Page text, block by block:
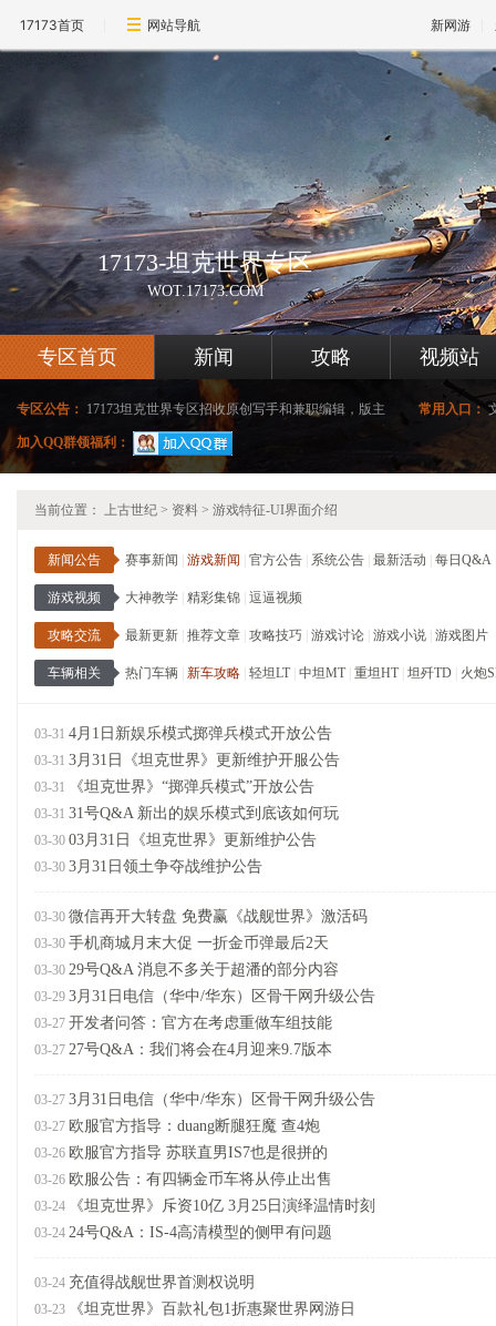
17173首页 网站导航 新网游
17173-坦克世界专区
WOT.17173.COM
专区首页 新闻 攻略 视频站
专区公告： 17173坦克世界专区招收原创写手和兼职编辑，版主 常用入口：
加入QQ群领福利：
当前位置： 上古世纪 > 资料 > 游戏特征-UI界面介绍
新闻公告 赛事新闻 游戏新闻 官方公告 系统公告 最新活动 每日Q&A
游戏视频 大神教学 精彩集锦 逗逼视频
攻略交流 最新更新 推荐文章 攻略技巧 游戏讨论 游戏小说 游戏图片
车辆相关 热门车辆 新车攻略 轻坦LT 中坦MT 重坦HT 坦歼TD 火炮
03-31 4月1日新娱乐模式掷弹兵模式开放公告
03-31 3月31日《坦克世界》更新维护开服公告
03-31 《坦克世界》“掷弹兵模式”开放公告
03-31 31号Q&A 新出的娱乐模式到底该如何玩
03-30 03月31日《坦克世界》更新维护公告
03-30 3月31日领土争夺战维护公告
03-30 微信再开大转盘 免费赢《战舰世界》激活码
03-30 手机商城月末大促 一折金币弹最后2天
03-30 29号Q&A 消息不多关于超潘的部分内容
03-29 3月31日电信（华中/华东）区骨干网升级公告
03-27 开发者问答：官方在考虑重做车组技能
03-27 27号Q&A：我们将会在4月迎来9.7版本
03-27 3月31日电信（华中/华东）区骨干网升级公告
03-27 欧服官方指导：duang断腿狂魔 查4炮
03-26 欧服官方指导 苏联直男IS7也是很拼的
03-26 欧服公告：有四辆金币车将从停止出售
03-24 《坦克世界》斥资10亿 3月25日演绎温情时刻
03-24 24号Q&A：IS-4高清模型的侧甲有问题
03-24 充值得战舰世界首测权说明
03-23 《坦克世界》百款礼包1折惠聚世界网游日